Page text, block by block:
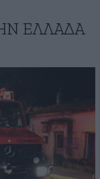
ΕΛΛΑΔΑ